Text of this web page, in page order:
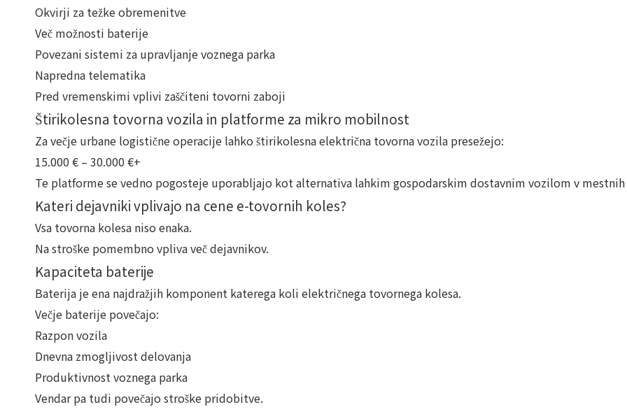
Okvirji za težke obremenitve
Več možnosti baterije
Povezani sistemi za upravljanje voznega parka
Napredna telematika
Pred vremenskimi vplivi zaščiteni tovorni zaboji
Štirikolesna tovorna vozila in platforme za mikro mobilnost
Za večje urbane logistične operacije lahko štirikolesna električna tovorna vozila presežejo:
15.000 € – 30.000 €+
Te platforme se vedno pogosteje uporabljajo kot alternativa lahkim gospodarskim dostavnim vozilom v mestnih
Kateri dejavniki vplivajo na cene e-tovornih koles?
Vsa tovorna kolesa niso enaka.
Na stroške pomembno vpliva več dejavnikov.
Kapaciteta baterije
Baterija je ena najdražjih komponent katerega koli električnega tovornega kolesa.
Večje baterije povečajo:
Razpon vozila
Dnevna zmogljivost delovanja
Produktivnost voznega parka
Vendar pa tudi povečajo stroške pridobitve.